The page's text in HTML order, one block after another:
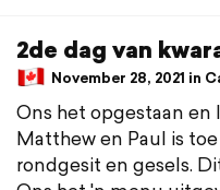
2de dag van
November 28, 2021 in
Ons het opgestaan
Matthew en Paul is
rondgesit en gesels.